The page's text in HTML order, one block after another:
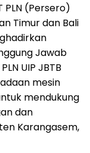
PLN (Persero)
Timur dan Bali
Jawab
UIP JBTB
mesin
mendukung
dan
Karangasem,